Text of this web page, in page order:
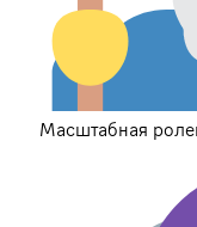
Масштабная